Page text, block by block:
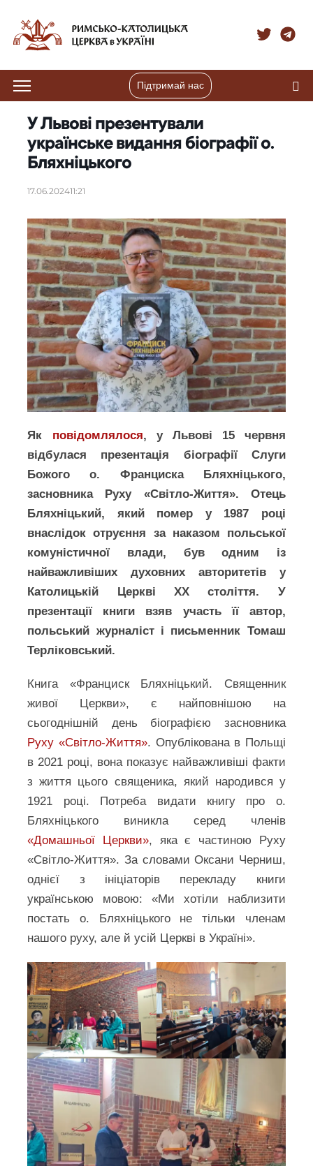
Підтримай нас
У Львові презентували
українське видання біографії о.
Бляхніцького
17.06.202411:21
Як повідомлялося, у Львові 15 червня
відбулася презентація біографії Слуги
Божого о. Франциска Бляхніцького,
засновника Руху «Світло-Життя». Отець
Бляхніцький, який помер у 1987 році
внаслідок отруєння за наказом польської
комуністичної влади, був одним із
найважливіших духовних авторитетів у
Католицькій Церкві ХХ століття. У
презентації книги взяв участь її автор,
польський журналіст і письменник Томаш
Терліковський.
Книга «Франциск Бляхніцький. Священник
живої Церкви», є найповнішою на
сьогоднішній день біографією засновника
Руху «Світло-Життя». Опублікована в Польщі
в 2021 році, вона показує найважливіші факти
з життя цього священика, який народився у
1921 році. Потреба видати книгу про о.
Бляхніцького виникла серед членів
«Домашньої Церкви», яка є частиною Руху
«Світло-Життя». За словами Оксани Черниш,
однієї з ініціаторів перекладу книги
українською мовою: «Ми хотіли наблизити
постать о. Бляхніцького не тільки членам
нашого руху, але й усій Церкві в Україні».